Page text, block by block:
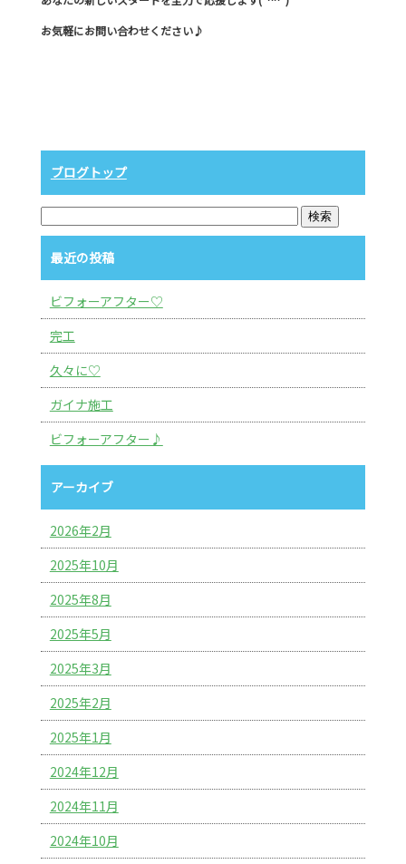
お気軽にお問い合わせください♪
ブログトップ
最近の投稿
ビフォーアフター♡
完工
久々に♡
ガイナ施工
ビフォーアフター♪
アーカイブ
2026年2月
2025年10月
2025年8月
2025年5月
2025年3月
2025年2月
2025年1月
2024年12月
2024年11月
2024年10月